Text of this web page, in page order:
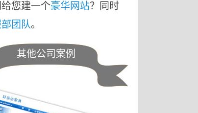
您建一个豪华网站？同时
团队。
其他公司案例